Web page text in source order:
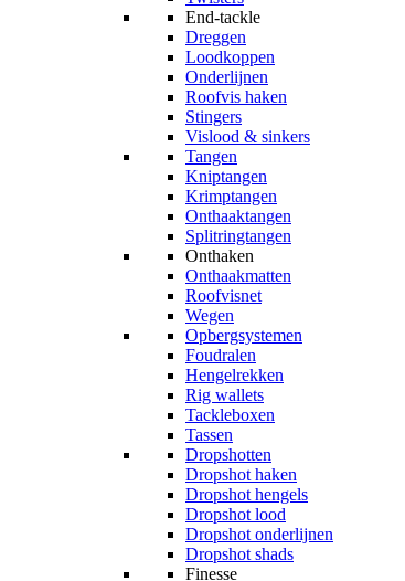
End-tackle
Dreggen
Loodkoppen
Onderlijnen
Roofvis haken
Stingers
Vislood & sinkers
Tangen
Kniptangen
Krimptangen
Onthaaktangen
Splitringtangen
Onthaken
Onthaakmatten
Roofvisnet
Wegen
Opbergsystemen
Foudralen
Hengelrekken
Rig wallets
Tackleboxen
Tassen
Dropshotten
Dropshot haken
Dropshot hengels
Dropshot lood
Dropshot onderlijnen
Dropshot shads
Finesse